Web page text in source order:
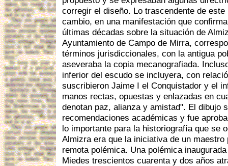
corregir el diseño. Lo trascendente de
cambio, en una manifestación que
últimas décadas sobre la situación de
Ayuntamiento de Campo de Mirra,
términos jurisdiccionales, con la antigua
aseveraba la copia mecanografiada.
inferior del escudo se incluyera, con
suscribieron Jaime I el Conquistador y el
manos rectas, opuestas y enlazadas en
denotan paz, alianza y amistad". El dibujo
recomendaciones académicas y fue
lo importante para la historiografía que se
Almizra era que la iniciativa de un maestro
remota polémica. Una polémica
Miedes trescientos cuarenta y dos años